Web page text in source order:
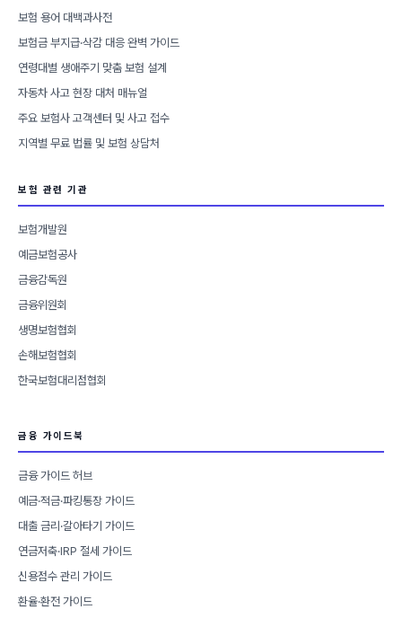
보험 용어 대백과사전
보험금 부지급·삭감 대응 완벽 가이드
연령대별 생애주기 맞춤 보험 설계
자동차 사고 현장 대처 매뉴얼
주요 보험사 고객센터 및 사고 접수
지역별 무료 법률 및 보험 상담처
보험 관련 기관
보험개발원
예금보험공사
금융감독원
금융위원회
생명보험협회
손해보험협회
한국보험대리점협회
금융 가이드북
금융 가이드 허브
예금·적금·파킹통장 가이드
대출 금리·갈아타기 가이드
연금저축·IRP 절세 가이드
신용점수 관리 가이드
환율·환전 가이드